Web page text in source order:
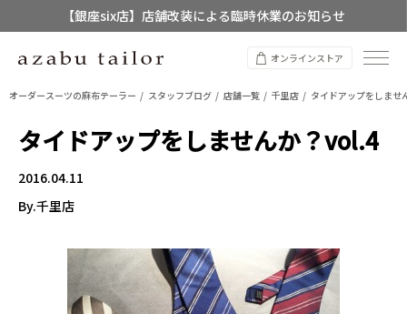
【銀座six店】店舗改装による臨時休業のお知らせ
【店舗限定】レディースオーダースーツ
オンラインストア
オーダースーツの麻布テーラー スタッフブログ 店舗一覧 千里店 タイドアップをしませ
タイドアップをしませんか？vol.4
2016.04.11
By.千里店